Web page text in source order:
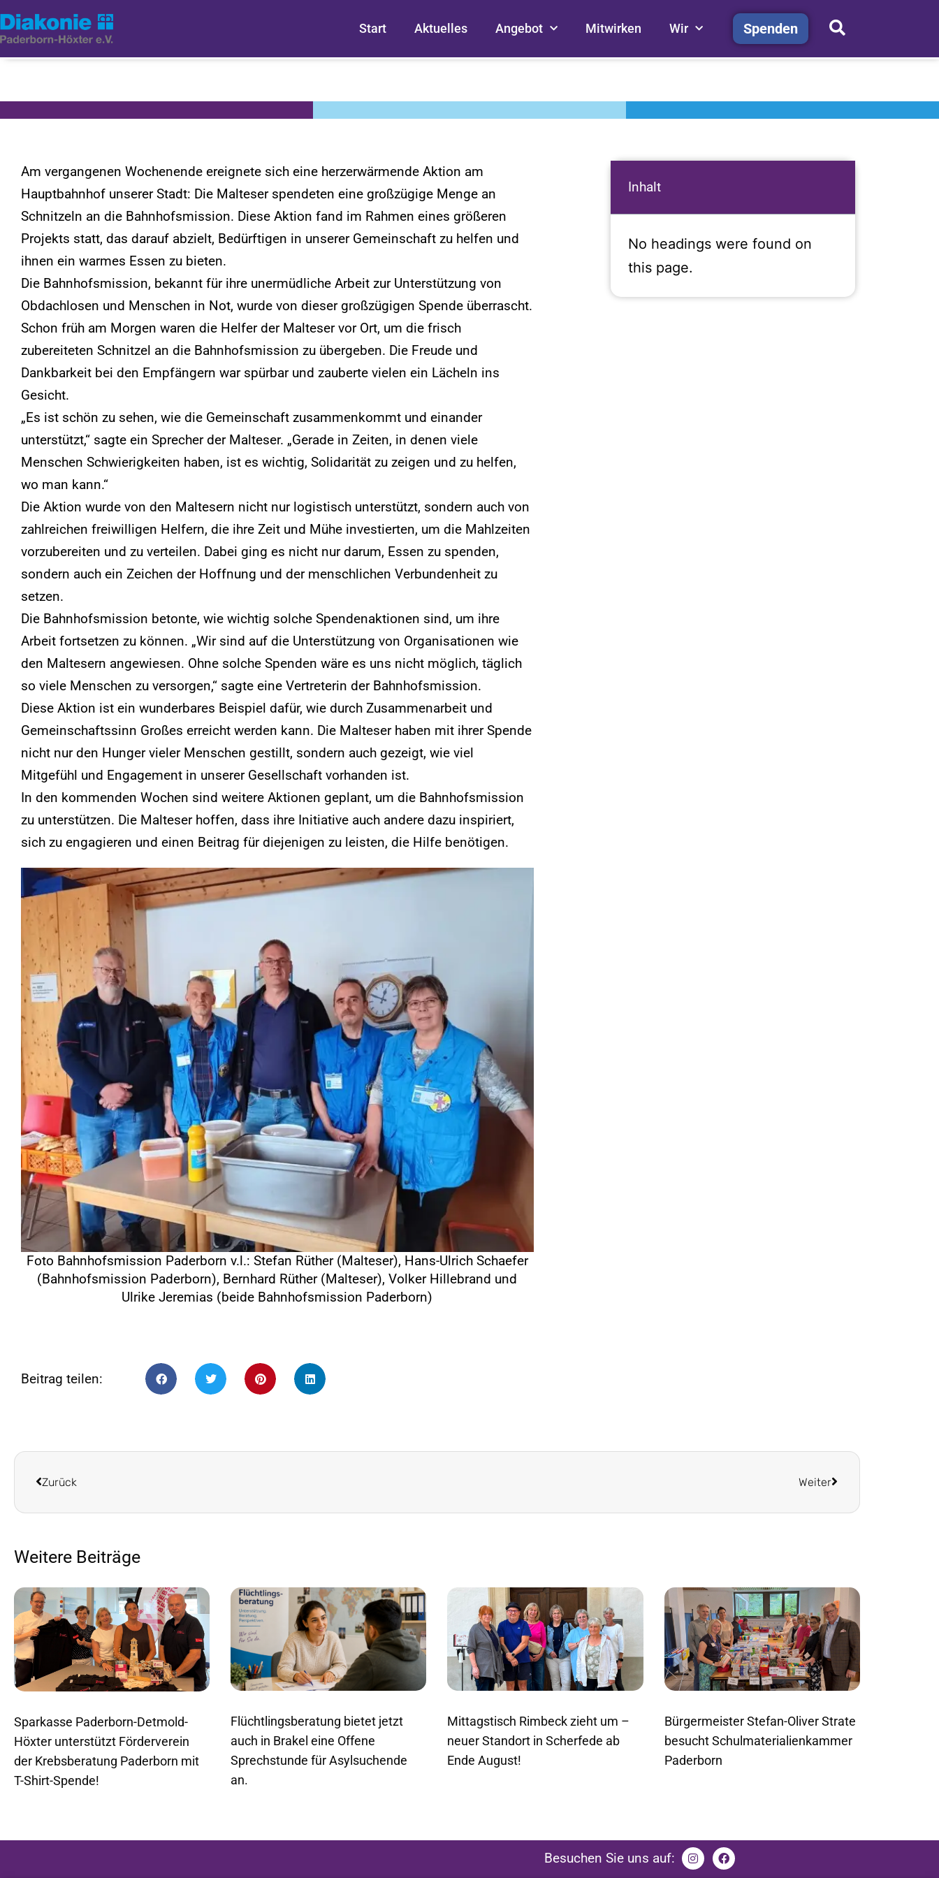
Start Aktuelles Angebot Mitwirken Wir Spenden
Am vergangenen Wochenende ereignete sich eine herzerwärmende Aktion am
Hauptbahnhof unserer Stadt: Die Malteser spendeten eine großzügige Menge an
Schnitzeln an die Bahnhofsmission. Diese Aktion fand im Rahmen eines größeren
Projekts statt, das darauf abzielt, Bedürftigen in unserer Gemeinschaft zu helfen und
ihnen ein warmes Essen zu bieten.
Die Bahnhofsmission, bekannt für ihre unermüdliche Arbeit zur Unterstützung von
Obdachlosen und Menschen in Not, wurde von dieser großzügigen Spende überrascht.
Schon früh am Morgen waren die Helfer der Malteser vor Ort, um die frisch
zubereiteten Schnitzel an die Bahnhofsmission zu übergeben. Die Freude und
Dankbarkeit bei den Empfängern war spürbar und zauberte vielen ein Lächeln ins
Gesicht.
„Es ist schön zu sehen, wie die Gemeinschaft zusammenkommt und einander
unterstützt,“ sagte ein Sprecher der Malteser. „Gerade in Zeiten, in denen viele
Menschen Schwierigkeiten haben, ist es wichtig, Solidarität zu zeigen und zu helfen,
wo man kann.“
Die Aktion wurde von den Maltesern nicht nur logistisch unterstützt, sondern auch von
zahlreichen freiwilligen Helfern, die ihre Zeit und Mühe investierten, um die Mahlzeiten
vorzubereiten und zu verteilen. Dabei ging es nicht nur darum, Essen zu spenden,
sondern auch ein Zeichen der Hoffnung und der menschlichen Verbundenheit zu
setzen.
Die Bahnhofsmission betonte, wie wichtig solche Spendenaktionen sind, um ihre
Arbeit fortsetzen zu können. „Wir sind auf die Unterstützung von Organisationen wie
den Maltesern angewiesen. Ohne solche Spenden wäre es uns nicht möglich, täglich
so viele Menschen zu versorgen,“ sagte eine Vertreterin der Bahnhofsmission.
Diese Aktion ist ein wunderbares Beispiel dafür, wie durch Zusammenarbeit und
Gemeinschaftssinn Großes erreicht werden kann. Die Malteser haben mit ihrer Spende
nicht nur den Hunger vieler Menschen gestillt, sondern auch gezeigt, wie viel
Mitgefühl und Engagement in unserer Gesellschaft vorhanden ist.
In den kommenden Wochen sind weitere Aktionen geplant, um die Bahnhofsmission
zu unterstützen. Die Malteser hoffen, dass ihre Initiative auch andere dazu inspiriert,
sich zu engagieren und einen Beitrag für diejenigen zu leisten, die Hilfe benötigen.
Foto Bahnhofsmission Paderborn v.l.: Stefan Rüther (Malteser), Hans-Ulrich Schaefer
(Bahnhofsmission Paderborn), Bernhard Rüther (Malteser), Volker Hillebrand und
Ulrike Jeremias (beide Bahnhofsmission Paderborn)
Beitrag teilen:
Inhalt
No headings were found on
this page.
Zurück Weiter
Weitere Beiträge
Sparkasse Paderborn-Detmold-
Höxter unterstützt Förderverein
der Krebsberatung Paderborn mit
T-Shirt-Spende!
Flüchtlingsberatung bietet jetzt
auch in Brakel eine Offene
Sprechstunde für Asylsuchende
an.
Mittagstisch Rimbeck zieht um –
neuer Standort in Scherfede ab
Ende August!
Bürgermeister Stefan-Oliver Strate
besucht Schulmaterialienkammer
Paderborn
Besuchen Sie uns auf: